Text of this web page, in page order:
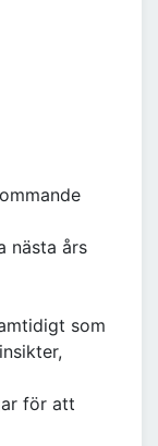
nästa års
som
för att